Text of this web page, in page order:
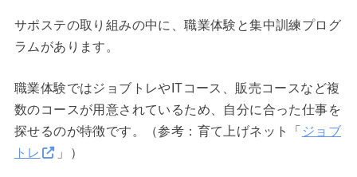
サポステの取り組みの中に、職業体験と集中訓練プログ
ラムがあります。
職業体験ではジョブトレやITコース、販売コースなど複
数のコースが用意されているため、自分に合った仕事を
探せるのが特徴です。（参考：育て上げネット「 ジョブ
トレ
」）